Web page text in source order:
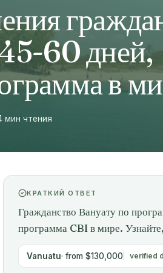
60 дней,
в
мин чтения
КРАТКИЙ ОТВЕТ
Гражданство Вануату по
программа CBI в мире.
Vanuatu· from $130,000 verified